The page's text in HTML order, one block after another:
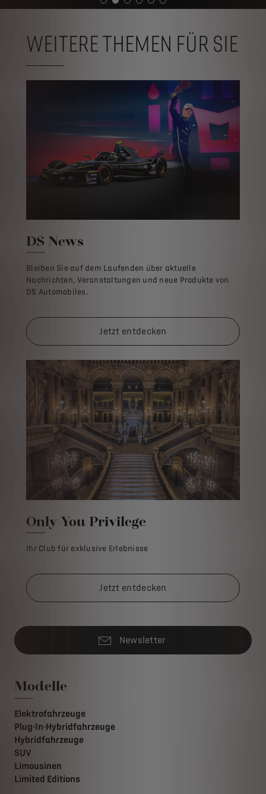
WEITERE THEMEN FÜR SIE
DS News
Bleiben Sie auf dem Laufenden über aktuelle
Nachrichten, Veranstaltungen und neue Produkte von
DS Automobiles.
Jetzt entdecken
Only You Privilege
Ihr Club für exklusive Erlebnisse
Jetzt entdecken
Newsletter
Modelle
Elektrofahrzeuge
Plug-In-Hybridfahrzeuge
Hybridfahrzeuge
SUV
Limousinen
Limited Editions